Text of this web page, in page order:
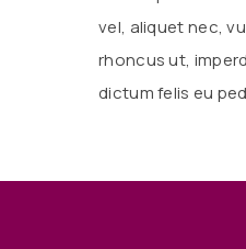
vel, aliquet nec,
rhoncus ut,
dictum felis eu